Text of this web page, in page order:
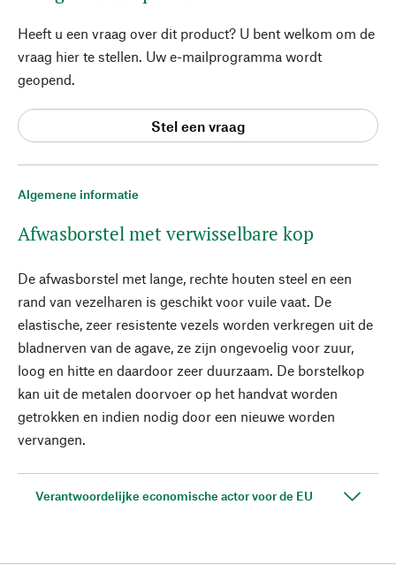
Algemene informatie
Afwasborstel met verwisselbare kop
De afwasborstel met lange, rechte houten steel en een
rand van vezelharen is geschikt voor vuile vaat. De
elastische, zeer resistente vezels worden verkregen uit de
bladnerven van de agave, ze zijn ongevoelig voor zuur,
loog en hitte en daardoor zeer duurzaam. De borstelkop
kan uit de metalen doorvoer op het handvat worden
getrokken en indien nodig door een nieuwe worden
vervangen.
Verantwoordelijke economische actor voor de EU
Heeft u een vraag over dit product? U bent welkom om de
vraag hier te stellen. Uw e-mailprogramma wordt
geopend.
Stel een vraag